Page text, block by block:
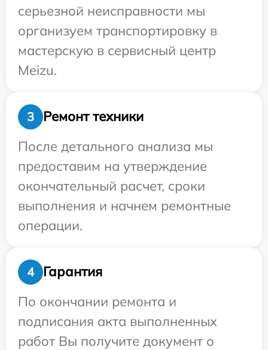
серьезной неисправности мы
организуем транспортировку в
мастерскую в сервисный центр
Meizu.
3
Ремонт техники
После детального анализа мы
предоставим на утверждение
окончательный расчет, сроки
выполнения и начнем ремонтные
операции.
4
Гарантия
По окончании ремонта и
подписания акта выполненных
работ Вы получите документ о